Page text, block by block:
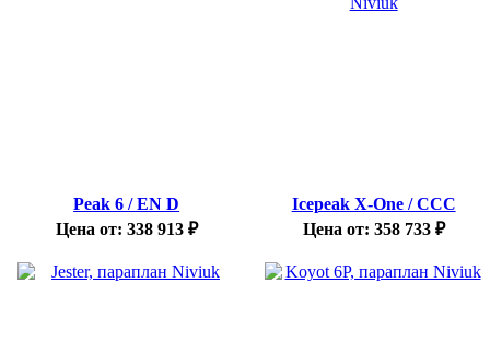
Peak 6 / EN D
Цена от: 338 913₽
Icepeak X-One / CCC
Цена от: 358 733₽